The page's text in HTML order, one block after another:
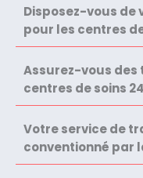
Disposez-vous de
pour les centres
Assurez-vous des
centres de soins
Votre service de
conventionné par